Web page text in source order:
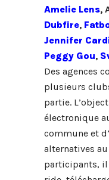
Amelie Lens,
Dubfire,
Jennifer
Peggy Gou,
Des agences
plusieurs
partie.
électronique
commune et
alternatives
participants, il